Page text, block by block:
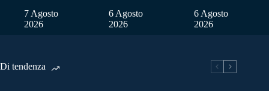
7 Agosto
2026
6 Agosto
2026
6 Agosto
2026
Di tendenza